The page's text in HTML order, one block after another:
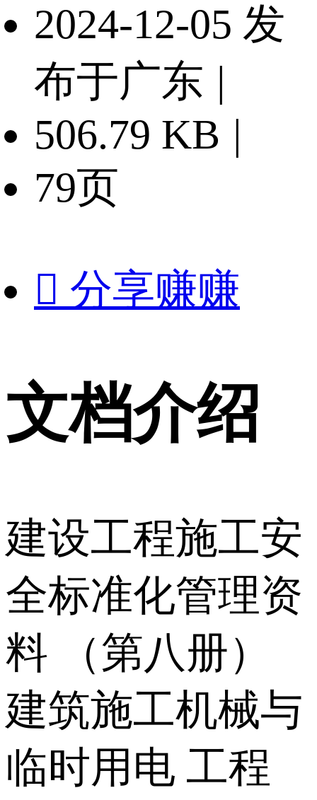
2024-12-05 发
布于广东 |
506.79 KB |
79页
 分享赚赚
文档介绍
建设工程施工安
全标准化管理资
料 （第八册）
建筑施工机械与
临时用电 工程